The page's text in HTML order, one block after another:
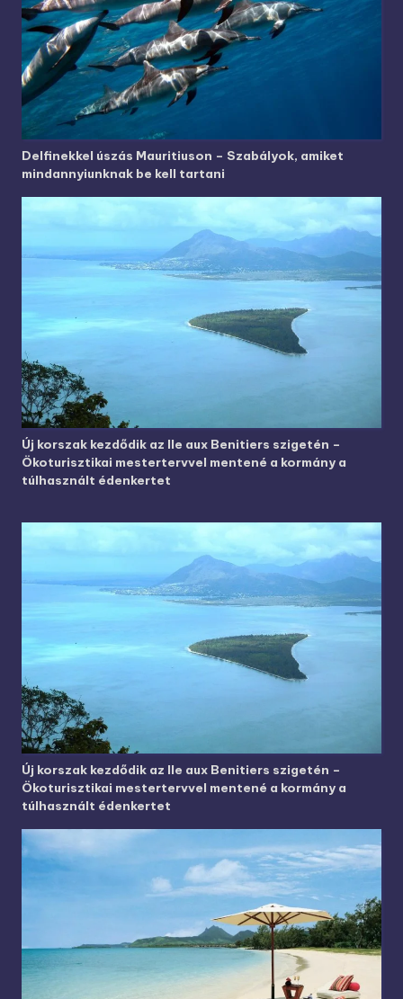
Delfinekkel úszás Mauritiuson – Szabályok, amiket
mindannyiunknak be kell tartani
Új korszak kezdődik az Ile aux Benitiers szigetén –
Ökoturisztikai mestertervvel mentené a kormány a
túlhasznált édenkertet
Új korszak kezdődik az Ile aux Benitiers szigetén –
Ökoturisztikai mestertervvel mentené a kormány a
túlhasznált édenkertet